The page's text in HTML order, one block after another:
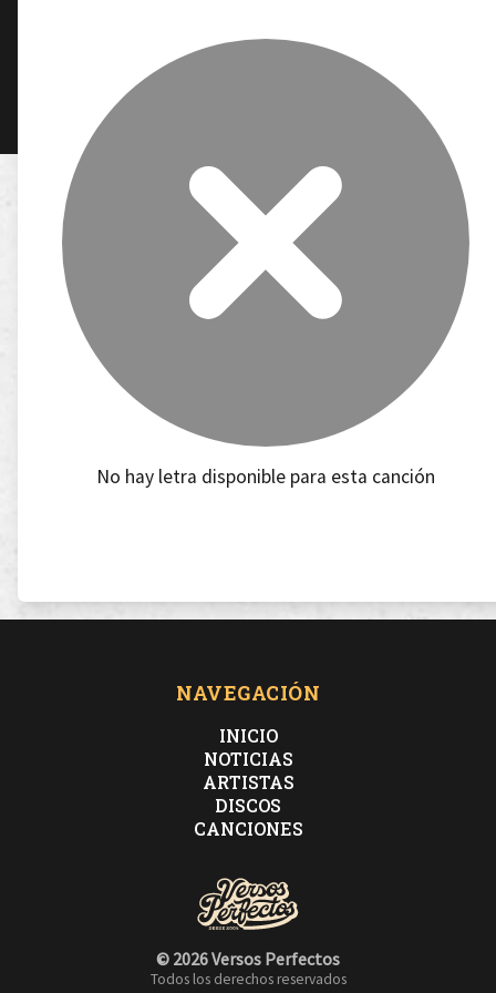
No hay letra disponible para esta canción
NAVEGACIÓN
INICIO
NOTICIAS
ARTISTAS
DISCOS
CANCIONES
© 2026 Versos Perfectos
Todos los derechos reservados